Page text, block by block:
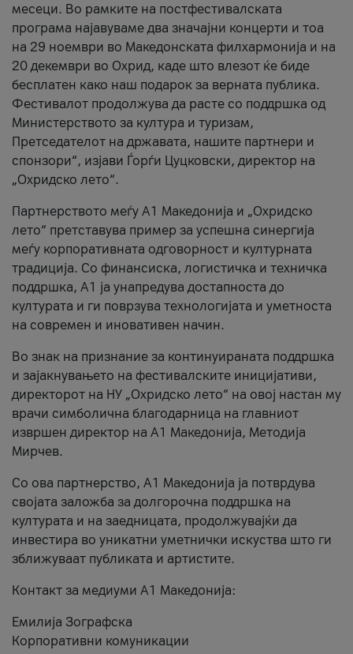
месеци. Во рамките на постфестивалската
програма најавуваме два значајни концерти и тоа
на 29 ноември во Македонската филхармонија и на
20 декември во Охрид, каде што влезот ќе биде
бесплатен како наш подарок за верната публика.
Фестивалот продолжува да расте со поддршка од
Министерството за култура и туризам,
Претседателот на државата, нашите партнери и
спонзори“, изјави Ѓорѓи Цуцковски, директор на
„Охридско лето“.
Партнерството меѓу A1 Македонија и „Охридско
лето“ претставува пример за успешна синергија
меѓу корпоративната одговорност и културната
традиција. Со финансиска, логистичка и техничка
поддршка, A1 ја унапредува достапноста до
културата и ги поврзува технологијата и уметноста
на современ и иновативен начин.
Во знак на признание за континуираната поддршка
и зајакнувањето на фестивалските иницијативи,
директорот на НУ „Охридско лето“ на овој настан му
врачи симболична благодарница на главниот
извршен директор на A1 Македонија, Методија
Мирчев.
Со ова партнерство, A1 Македонија ја потврдува
својата заложба за долгорочна поддршка на
културата и на заедницата, продолжувајќи да
инвестира во уникатни уметнички искуства што ги
зближуваат публиката и артистите.
Контакт за медиуми А1 Македонија:
Емилија Зографска
Корпоративни комуникации